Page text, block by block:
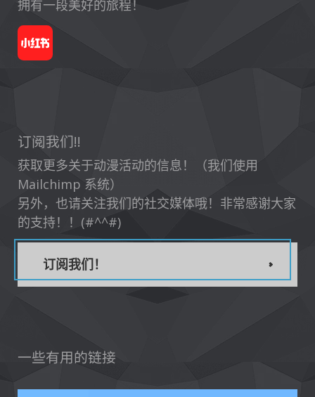
拥有一段美好的旅程！
订阅我们!!
获取更多关于动漫活动的信息！（我们使用
Mailchimp 系统）
另外，也请关注我们的社交媒体哦！非常感谢大家
的支持！！(#^^#)
订阅我们！
一些有用的链接